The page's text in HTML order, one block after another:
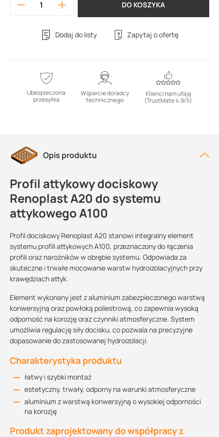
DO KOSZYKA
Dodaj do listy Zapytaj o ofertę
Ubezpieczona
przesyłka
Wsparcie doradcy
technicznego
Klienci nam ufają
(TrustMate 4.9/5)
Opis produktu
Profil attykowy dociskowy
Renoplast A20 do systemu
attykowego A100
Profil dociskowy Renoplast A20 stanowi integralny element
systemu profili attykowych A100, przeznaczony do łączenia
profili oraz narożników w obrębie systemu. Odpowiada za
skuteczne i trwałe mocowanie warstw hydroizolacyjnych przy
krawędziach attyk.
Element wykonany jest z aluminium zabezpieczonego warstwą
konwersyjną oraz powłoką poliestrową, co zapewnia wysoką
odporność na korozję oraz czynniki atmosferyczne. System
umożliwia regulację siły docisku, co pozwala na precyzyjne
dopasowanie do zastosowanej hydroizolacji.
Charakterystyka produktu
łatwy i szybki montaż
estetyczny, trwały, odporny na warunki atmosferyczne
aluminium z warstwą konwersyjną o wysokiej odporności
na korozję
Produkt zaprojektowany do współpracy z